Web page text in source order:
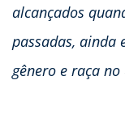
alcançados
passadas, ainda
gênero e raça no